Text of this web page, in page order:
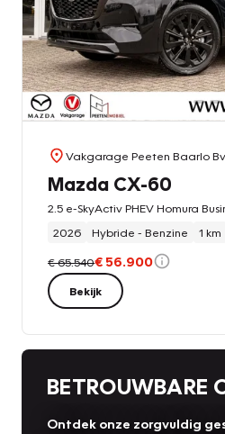
Vakgarage Peeten Baarlo Bv
Mazda CX-60
2.5 e-SkyActiv PHEV Homura
2026
Hybride - Benzine 1 km
€ 65.540€ 56.900
Bekijk
BETROUWBARE
Ontdek onze zorgvuldig